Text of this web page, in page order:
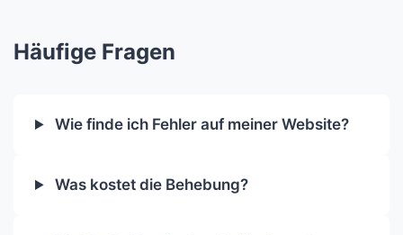
Häufige Fragen
Wie finde ich Fehler auf meiner Website?
Was kostet die Behebung?